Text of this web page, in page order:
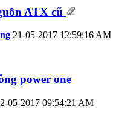
ATX cũ
21-05-2017 12:59:16 AM
power one
05-2017 09:54:21 AM